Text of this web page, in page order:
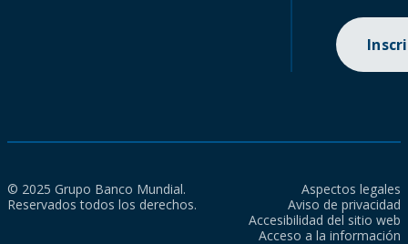
© 2025 Grupo Banco Mundial.
Reservados todos los derechos.
Aspectos legales
Aviso de privacidad
Accesibilidad del sitio web
Acceso a la información